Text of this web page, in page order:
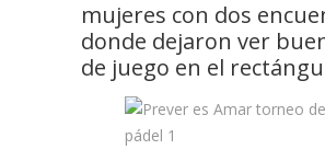
mujeres con dos
donde dejaron ver
de juego en el